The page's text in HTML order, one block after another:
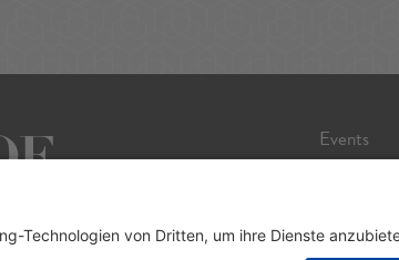
Events
Theater